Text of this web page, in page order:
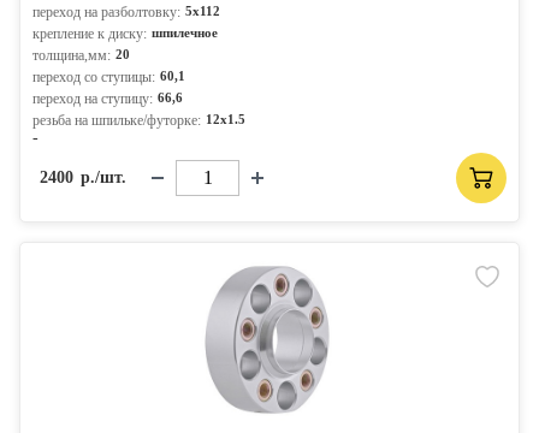
переход на разболтовку: 5x112
крепление к диску: шпилечное
толщина,мм: 20
переход со ступицы: 60,1
переход на ступицу: 66,6
резьба на шпильке/футорке: 12x1.5
-
2400 р./шт.